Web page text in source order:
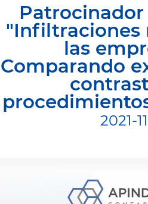
"Infiltraciones
las
Comparando
2021-